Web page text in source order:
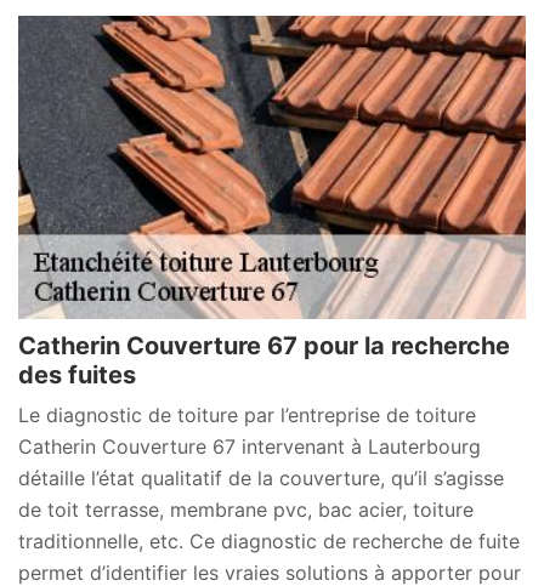
Catherin Couverture 67 pour la recherche
des fuites
Le diagnostic de toiture par l’entreprise de toiture
Catherin Couverture 67 intervenant à Lauterbourg
détaille l’état qualitatif de la couverture, qu’il s’agisse
de toit terrasse, membrane pvc, bac acier, toiture
traditionnelle, etc. Ce diagnostic de recherche de fuite
permet d’identifier les vraies solutions à apporter pour